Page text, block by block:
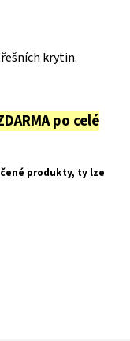
krytin.
po celé
produkty, ty lze